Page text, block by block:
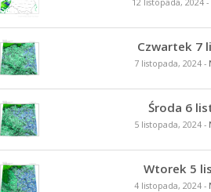
Czwartek 7
7 listopada, 2024-
Środa 6
5 listopada, 2024-
Wtorek 5
4 listopada, 2024-